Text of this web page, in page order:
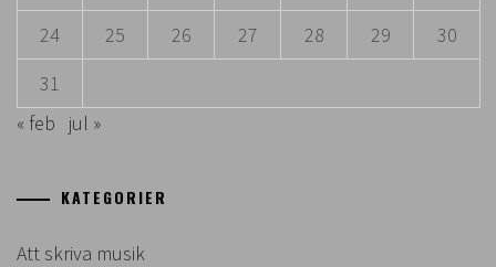
24
25 26 27 28 29
30
31
« feb
jul »
KATEGORIER
Att skriva musik